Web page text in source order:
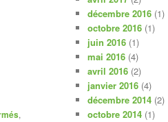
,
décembre 2016 (1)
octobre 2016 (1)
juin 2016 (1)
mai 2016 (4)
avril 2016 (2)
janvier 2016 (4)
décembre 2014 (2)
octobre 2014 (1)